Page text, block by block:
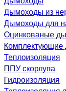
Дымоходы из
Дымоходы для
Оцинкованые
Теплоизоляция
ППУ скорлупа
Гидроизоляция